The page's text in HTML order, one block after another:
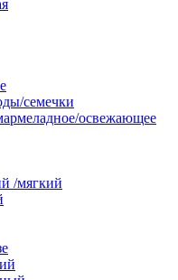
семечки
освежающее
/мягкий